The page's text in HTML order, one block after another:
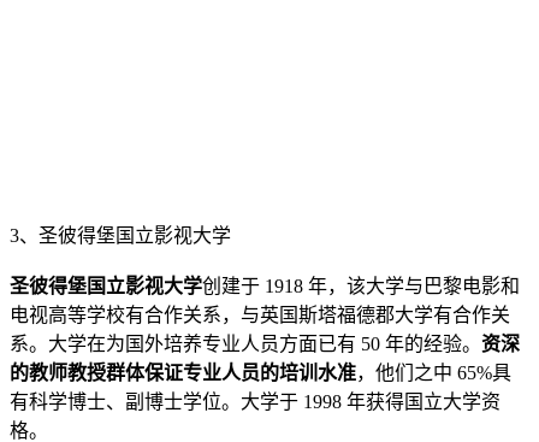
3、圣彼得堡国立影视大学
圣彼得堡国立影视大学创建于 1918 年，该大学与巴黎电影和
电视高等学校有合作关系，与英国斯塔福德郡大学有合作关
系。大学在为国外培养专业人员方面已有 50 年的经验。 资深
的教师教授群体保证专业人员的培训水准，他们之中 65%具
有科学博士、副博士学位。大学于 1998 年获得国立大学资
格。